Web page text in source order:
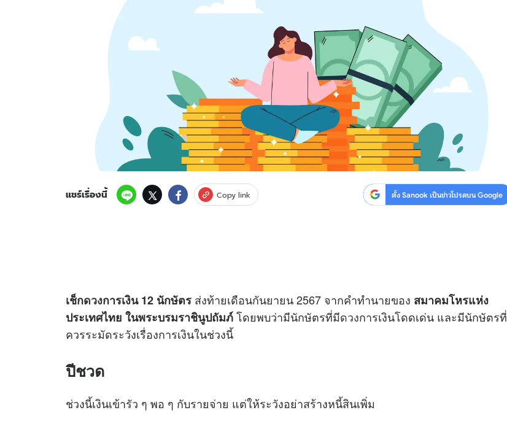
ดาวน์โหลดสนุกแอปฟรี
แชร์เรื่องนี้ Copy link ตั้ง Sanook เป็นข่าวโปรดบน Google
เช็กดวงการเงิน 12 นักษัตร ส่งท้ายเดือนกันยายน 2567 จากคำทำนายของ สมาคมโหรแห่ง
ประเทศไทย ในพระบรมราชินูปถัมภ์โดยพบว่ามีนักษัตรที่มีดวงการเงินโดดเด่น และมีนักษัตรที่
ควรระมัดระวังเรื่องการเงินในช่วงนี้
ปีชวด
ช่วงนี้เงินเข้ารัว ๆ พอ ๆ กับรายจ่าย แต่ให้ระวังอย่าสร้างหนี้สินเพิ่ม